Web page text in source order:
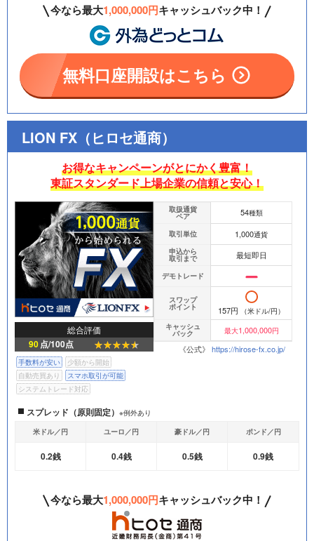
今なら最大1,000,000円キャッシュバック中！
無料口座開設はこちら
LION FX（ヒロセ通商）
お得なキャンペーンがとにかく豊富！
東証スタンダード上場企業の信頼と安心！
総合評価
90点/100点
手数料が安い
少額から開始
自動売買あり
スマホ取引が可能
システムトレード対応
取扱通貨
ペア 54種類
取引単位 1,000通貨
申込から
取引まで 最短即日
デモトレード
スワップ
ポイント 157円
（米ドル/円）
キャッシュ
バック 最大1,000,000円
《公式》 https://hirose-fx.co.jp/
スプレッド（原則固定） ※例外あり
米ドル／円
ユーロ／円 豪ドル／円 ポンド／円
0.2銭 0.4銭 0.5銭 0.9銭
今なら最大1,000,000円キャッシュバック中！